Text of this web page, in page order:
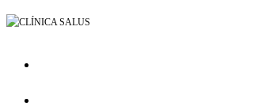
Ir
contenido